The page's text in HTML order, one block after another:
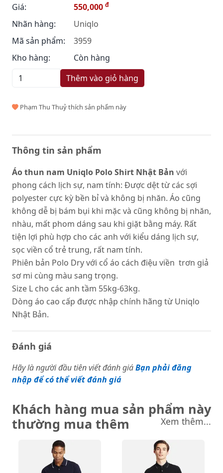
Giá: 550,000 đ
Nhãn hàng:
Uniqlo
Mã sản phẩm:
3959
Kho hàng:
Còn hàng
Thêm vào giỏ hàng
Phạm Thu Thuỷ thích sản phẩm này
Thông tin sản phẩm
Áo thun nam Uniqlo Polo Shirt Nhật Bản với
phong cách lịch sự, nam tính: Được dệt từ các sợi
polyester cực kỳ bền bỉ và không bị nhăn. Áo cũng
không dễ bị bám bụi khi mặc và cũng không bị nhăn,
nhàu, mất phom dáng sau khi giặt bằng máy. Rất
tiện lợi phù hợp cho các anh với kiểu dáng lịch sự,
sọc viền cổ trẻ trung, rất nam tính.
Phiên bản Polo Dry với cổ áo cách điệu viền trơn giả
sơ mi cùng màu sang trọng.
Size L cho các anh tầm 55kg-63kg.
Dòng áo cao cấp được nhập chính hãng từ Uniqlo
Nhật Bản.
Đánh giá
Hãy là người đầu tiên viết đánh giáBạn phải đăng
nhập để có thể viết đánh giá
Khách hàng mua sản phẩm này
thường mua thêm
Xem thêm...